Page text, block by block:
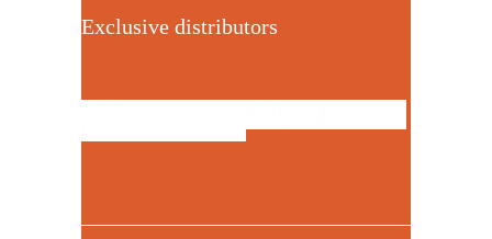
Exclusive distributors